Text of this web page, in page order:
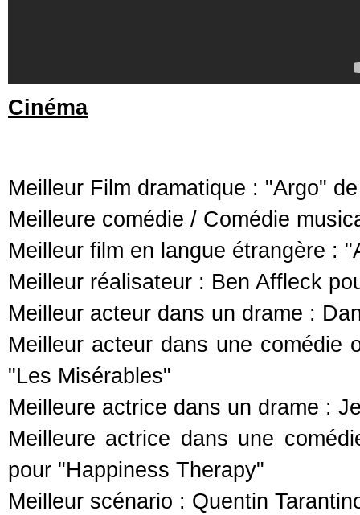
Cinéma
Meilleur Film dramatique : "Argo"
Meilleure comédie / Comédie
Meilleur film en langue étrangère :
Meilleur réalisateur : Ben Affleck
Meilleur acteur dans un drame :
Meilleur acteur dans une comédie
"Les Misérables"
Meilleure actrice dans un drame :
Meilleure actrice dans une
pour "Happiness Therapy"
Meilleur scénario : Quentin